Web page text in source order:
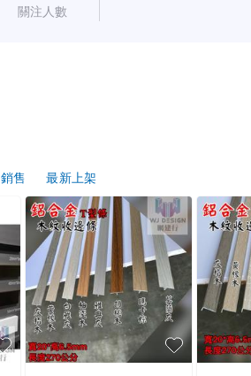
關注人數
銷售 最新上架